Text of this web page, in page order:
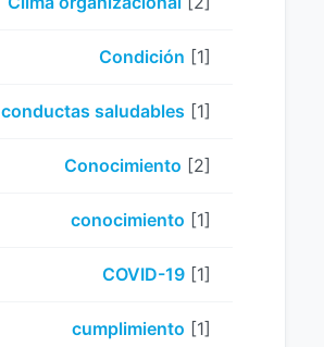
Condición [1]
conductas saludables [1]
Conocimiento [2]
conocimiento [1]
COVID-19 [1]
cumplimiento [1]